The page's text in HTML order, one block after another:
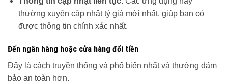
thường xuyên cập nhật tỷ giá mới nhất, giúp bạn có
được thông tin chính xác nhất.
Đến ngân hàng hoặc cửa hàng đổi tiền
Đây là cách truyền thống và phổ biến nhất và thường đảm
bảo an toàn hơn.